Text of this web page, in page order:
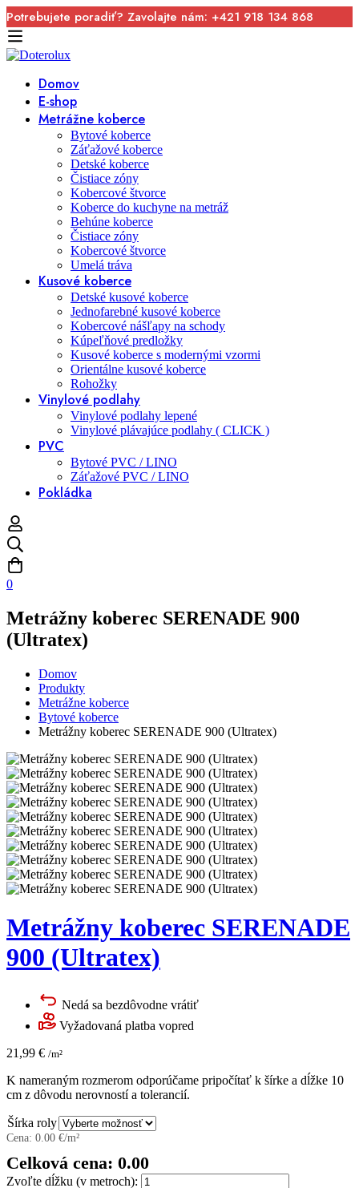
Potrebujete poradiť? Zavolajte nám: +421 918 134 868
Domov
E-shop
Metrážne koberce
Bytové koberce
Záťažové koberce
Detské koberce
Čistiace zóny
Kobercové štvorce
Koberce do kuchyne na metráž
Behúne koberce
Čistiace zóny
Kobercové štvorce
Umelá tráva
Kusové koberce
Detské kusové koberce
Jednofarebné kusové koberce
Kobercové nášľapy na schody
Kúpeľňové predložky
Kusové koberce s modernými vzormi
Orientálne kusové koberce
Rohožky
Vinylové podlahy
Vinylové podlahy lepené
Vinylové plávajúce podlahy ( CLICK )
PVC
Bytové PVC / LINO
Záťažové PVC / LINO
Pokládka
0
Metrážny koberec SERENADE 900
(Ultratex)
Domov
Produkty
Metrážne koberce
Bytové koberce
Metrážny koberec SERENADE 900 (Ultratex)
Metrážny koberec SERENADE
900 (Ultratex)
Nedá sa bezdôvodne vrátiť
Vyžadovaná platba vopred
21,99 € /m²
K nameraným rozmerom odporúčame pripočítať k šírke a dĺžke 10
cm z dôvodu nerovností a tolerancií.
Šírka roly
Cena: 0.00 €/m²
Celková cena: 0.00
Zvoľte dĺžku (v metroch):